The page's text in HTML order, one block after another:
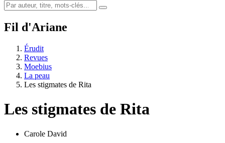
Fil d'Ariane
Érudit
Revues
Moebius
La peau
Les stigmates de Rita
Les stigmates de Rita
Carole David